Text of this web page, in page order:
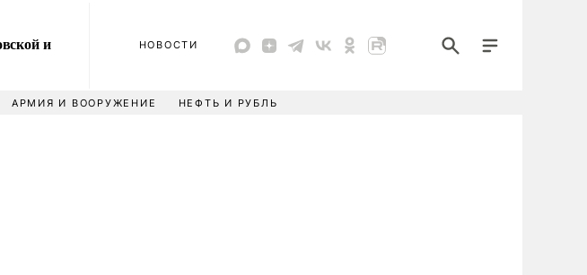
и
НОВОСТИ
АРМИЯ И ВООРУЖЕНИЕ НЕФТЬ И РУБЛЬ